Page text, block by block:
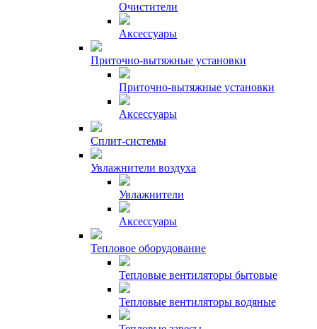
Очистители
Аксессуары
Приточно-вытяжные установки
Приточно-вытяжные установки
Аксессуары
Сплит-системы
Увлажнители воздуха
Увлажнители
Аксессуары
Тепловое оборудование
Тепловые вентиляторы бытовые
Тепловые вентиляторы водяные